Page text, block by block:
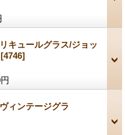
キュールグラス/ジョッ
[4746]
ィンテージグラ